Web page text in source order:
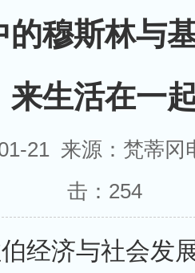
的穆斯林与
来生活在一
21 来源：梵蒂
击： 254
经济与社会发